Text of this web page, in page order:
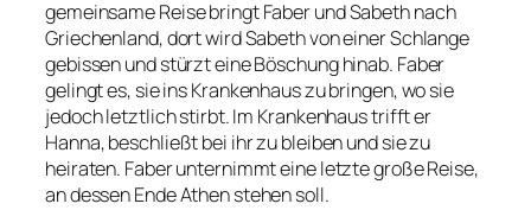
gemeinsame Reise bringt Faber und Sabeth nach
Griechenland, dort wird Sabeth von einer Schlange
gebissen und stürzt eine Böschung hinab. Faber
gelingt es, sie ins Krankenhaus zu bringen, wo sie
jedoch letztlich stirbt. Im Krankenhaus trifft er
Hanna, beschließt bei ihr zu bleiben und sie zu
heiraten. Faber unternimmt eine letzte große Reise,
an dessen Ende Athen stehen soll.